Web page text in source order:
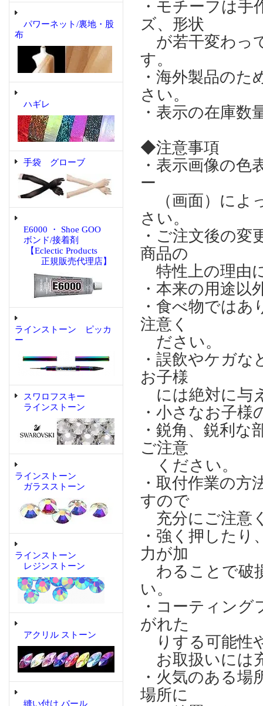
パワーネット/裏地・股
布
ハギレ
手袋 グローブ
E6000 ・ Shoe GOO
ボンド/接着剤
【Eclectic Products
正規販売代理店】
ラインストーン ピッカ
ー
スワロフスキー
ラインストーン
ラインストーン
ガラスストーン
ラインストーン
レジンストーン
アクリル ストーン
縫い付け パール
・モチーフは
ズ、形状
が若干変わっ
す。
・海外製品の
さい。
・表示の在庫
◆注意事項
・表示画像の
ー
（画面）によ
さい。
・ご注文後の
商品の
特性上の理由
・本来の用途
・食べ物では
注意く
ださい。
・誤飲やケガ
お子様
には絶対に与
・小さなお子
・鋭角、鋭利
ご注意
ください。
・取付作業の
すので
充分にご注意
・強く押した
力が加
わることで破
い。
・コーティン
がれた
りする可能性
お取扱いには
・火気のある場
場所に